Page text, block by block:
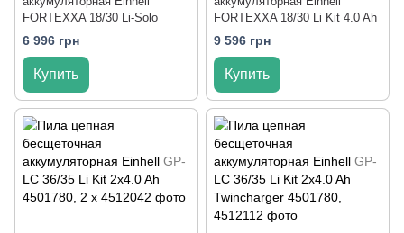
FORTEXXA 18/30 Li-Solo
6 996 грн
Купить
FORTEXXA 18/30 Li Kit 4.0 Ah
9 596 грн
Купить